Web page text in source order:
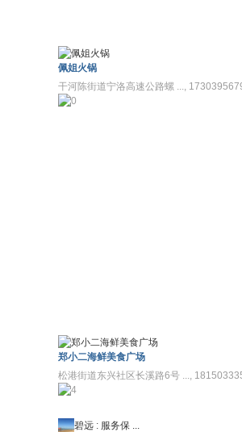
佩姐火锅
干河陈街道宁洛高速公路螺 ...,
郑小二海鲜美食广场
松港街道东兴社区长溪路6号 ...,
碧远 : 服务保 ...